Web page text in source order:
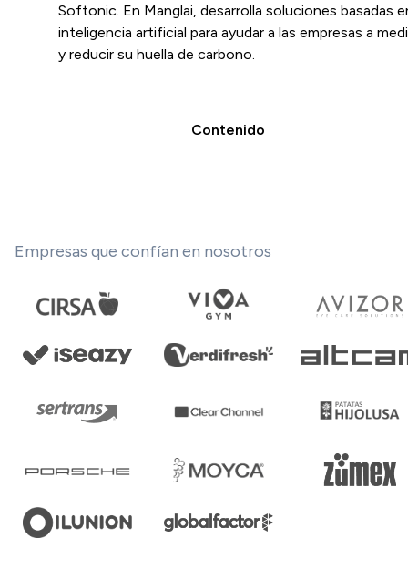
Softonic. En Manglai, desarrolla soluciones basadas
inteligencia artificial para ayudar a las empresas a
y reducir su huella de carbono.
Contenido
Empresas que confían en nosotros